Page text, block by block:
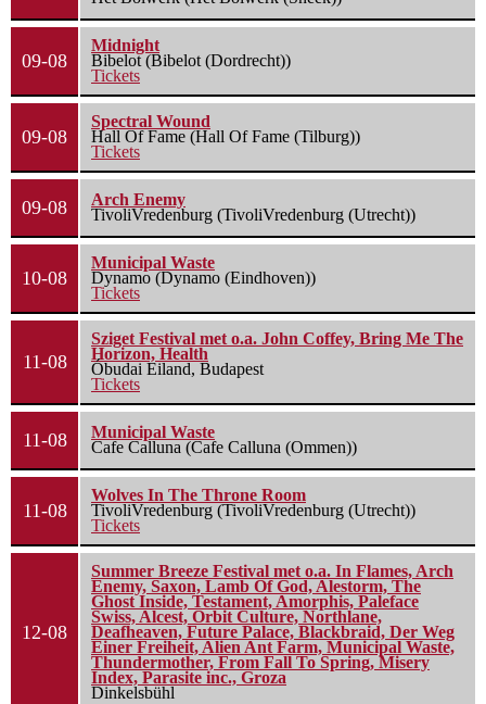
09-08
Midnight
Bibelot (Bibelot (Dordrecht))
Tickets
09-08
Spectral Wound
Hall Of Fame (Hall Of Fame (Tilburg))
Tickets
09-08
Arch Enemy
TivoliVredenburg (TivoliVredenburg (Utrecht))
10-08
Municipal Waste
Dynamo (Dynamo (Eindhoven))
Tickets
11-08
Sziget Festival met o.a. John Coffey, Bring Me The
Horizon, Health
Óbudai Eiland, Budapest
Tickets
11-08
Municipal Waste
Cafe Calluna (Cafe Calluna (Ommen))
11-08
Wolves In The Throne Room
TivoliVredenburg (TivoliVredenburg (Utrecht))
Tickets
12-08
Summer Breeze Festival met o.a. In Flames, Arch
Enemy, Saxon, Lamb Of God, Alestorm, The
Ghost Inside, Testament, Amorphis, Paleface
Swiss, Alcest, Orbit Culture, Northlane,
Deafheaven, Future Palace, Blackbraid, Der Weg
Einer Freiheit, Alien Ant Farm, Municipal Waste,
Thundermother, From Fall To Spring, Misery
Index, Parasite inc., Groza
Dinkelsbühl